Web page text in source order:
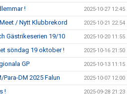
! 2025-10-27 12:45
/ Nytt Klubbrekord 2025-10-21 22:54
Gästrikeserien 19/10 2025-10-20 11:55
söndag 19 oktober ! 2025-10-16 21:50
GP 2025-10-13 11:15
DM 2025 Falun 2025-10-07 12:00
! 2025-09-28 21:23